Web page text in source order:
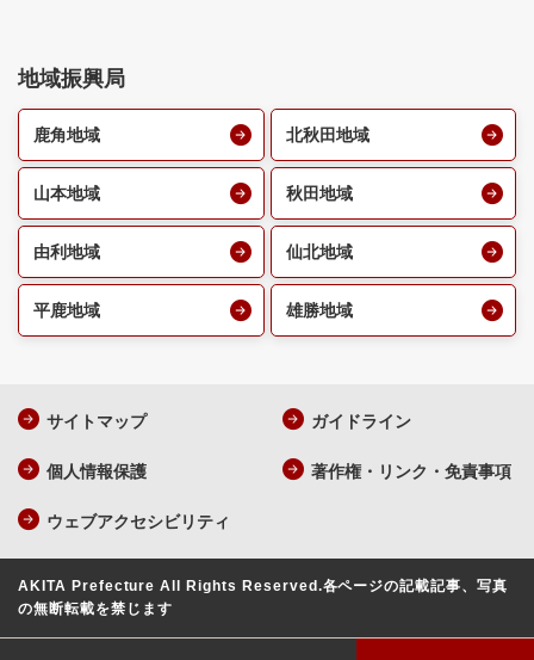
地域振興局
鹿角地域 北秋田地域
山本地域 秋田地域
由利地域 仙北地域
平鹿地域 雄勝地域
サイトマップ ガイドライン
個人情報保護 著作権・リンク・免責事項
ウェブアクセシビリティ
AKITA Prefecture All Rights Reserved.各ページの記載記事、写真
の無断転載を禁じます